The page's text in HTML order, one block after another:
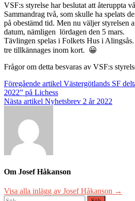
VSF:s styrelse har beslutat att återuppta
Sammandrag två, som skulle ha spelats
på obestämd tid. Men nu väljer styrelsen
datum, nämligen lördagen den 5 mars.
Tävlingen spelas i Folkets Hus i
tre tillkännages inom kort. 😀
Frågor om detta besvaras av VSF:s
Inläggsnavigering
Föregående artikel Västergötlands SF
2022” på Lichess
Nästa artikel Nyhetsbrev 2 år 2022
Om Josef Håkanson
Visa alla inlägg av Josef Håkanson →